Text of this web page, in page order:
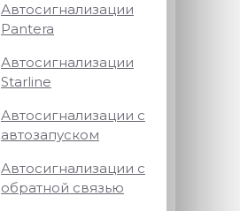
Автосигнализации
Pantera
Автосигнализации
Starline
Автосигнализации с
автозапуском
Автосигнализации с
обратной связью